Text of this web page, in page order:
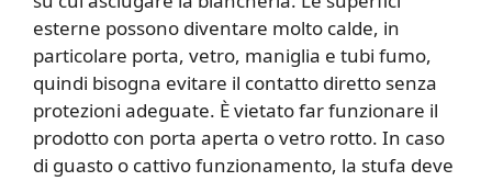
esterne possono diventare molto calde, in
particolare porta, vetro, maniglia e tubi fumo,
quindi bisogna evitare il contatto diretto senza
protezioni adeguate. È vietato far funzionare il
prodotto con porta aperta o vetro rotto. In caso
di guasto o cattivo funzionamento, la stufa deve